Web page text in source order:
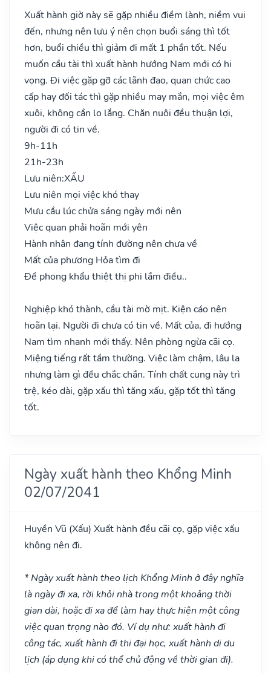
Xuất hành giờ này sẽ gặp nhiều điềm lành, niềm vui
đến, nhưng nên lưu ý nên chọn buổi sáng thì tốt
hơn, buổi chiều thì giảm đi mất 1 phần tốt. Nếu
muốn cầu tài thì xuất hành hướng Nam mới có hi
vọng. Đi việc gặp gỡ các lãnh đạo, quan chức cao
cấp hay đối tác thì gặp nhiều may mắn, mọi việc êm
xuôi, không cần lo lắng. Chăn nuôi đều thuận lợi,
người đi có tin về.
9h-11h
21h-23h
Lưu niên:XẤU
Lưu niên mọi việc khó thay
Mưu cầu lúc chửa sáng ngày mới nên
Việc quan phải hoãn mới yên
Hành nhân đang tính đường nên chưa về
Mất của phương Hỏa tìm đi
Đề phong khẩu thiệt thị phi lắm điều..
Nghiệp khó thành, cầu tài mờ mịt. Kiện cáo nên
hoãn lại. Người đi chưa có tin về. Mất của, đi hướng
Nam tìm nhanh mới thấy. Nên phòng ngừa cãi cọ.
Miệng tiếng rất tầm thường. Việc làm chậm, lâu la
nhưng làm gì đều chắc chắn. Tính chất cung này trì
trệ, kéo dài, gặp xấu thì tăng xấu, gặp tốt thì tăng
tốt.
Ngày xuất hành theo Khổng Minh
02/07/2041
Huyền Vũ (Xấu) Xuất hành đều cãi cọ, gặp việc xấu
không nên đi.
* Ngày xuất hành theo lịch Khổng Minh ở đây nghĩa
là ngày đi xa, rời khỏi nhà trong một khoảng thời
gian dài, hoặc đi xa để làm hay thực hiện một công
việc quan trọng nào đó. Ví dụ như: xuất hành đi
công tác, xuất hành đi thi đại học, xuất hành di du
lịch (áp dụng khi có thể chủ động về thời gian đi).